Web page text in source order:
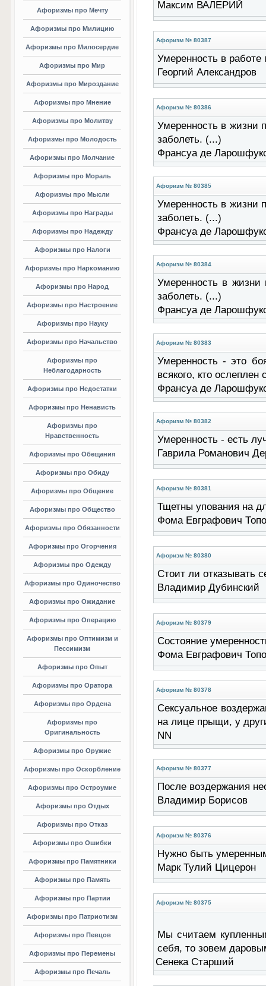
Афоризмы про Мечту
Афоризмы про Милицию
Афоризмы про Милосердие
Афоризмы про Мир
Афоризмы про Мироздание
Афоризмы про Мнение
Афоризмы про Молитву
Афоризмы про Молодость
Афоризмы про Молчание
Афоризмы про Мораль
Афоризмы про Мысли
Афоризмы про Награды
Афоризмы про Надежду
Афоризмы про Налоги
Афоризмы про Наркоманию
Афоризмы про Народ
Афоризмы про Настроение
Афоризмы про Науку
Афоризмы про Начальство
Афоризмы про
Неблагодарность
Афоризмы про Недостатки
Афоризмы про Ненависть
Афоризмы про
Нравственность
Афоризмы про Обещания
Афоризмы про Обиду
Афоризмы про Общение
Афоризмы про Общество
Афоризмы про Обязанности
Афоризмы про Огорчения
Афоризмы про Одежду
Афоризмы про Одиночество
Афоризмы про Ожидание
Афоризмы про Операцию
Афоризмы про Оптимизм и
Пессимизм
Афоризмы про Опыт
Афоризмы про Оратора
Афоризмы про Ордена
Афоризмы про
Оригинальность
Афоризмы про Оружие
Афоризмы про Оскорбление
Афоризмы про Остроумие
Афоризмы про Отдых
Афоризмы про Отказ
Афоризмы про Ошибки
Афоризмы про Памятники
Афоризмы про Память
Афоризмы про Партии
Афоризмы про Патриотизм
Афоризмы про Певцов
Афоризмы про Перемены
Афоризмы про Печаль
Максим ВАЛЕРИЙ
Афоризм № 80387
Умеренность в
Георгий Александров
Афоризм № 80386
Умеренность в жизни
заболеть. (...)
Франсуа де
Афоризм № 80385
Умеренность в жизни
заболеть. (...)
Франсуа де
Афоризм № 80384
Умеренность в
заболеть. (...)
Франсуа де
Афоризм № 80383
Умеренность - это
всякого, кто
Франсуа де
Афоризм № 80382
Умеренность - есть
Гаврила Романович
Афоризм № 80381
Тщетны упования на
Фома Евграфович
Афоризм № 80380
Стоит ли отказывать
Владимир Дубинский
Афоризм № 80379
Состояние
Фома Евграфович
Афоризм № 80378
Сексуальное
на лице прыщи, у
NN
Афоризм № 80377
После воздержания
Владимир Борисов
Афоризм № 80376
Нужно быть
Марк Тулий Цицерон
Афоризм № 80375
Мы считаем
себя, то зовем
Сенека Старший